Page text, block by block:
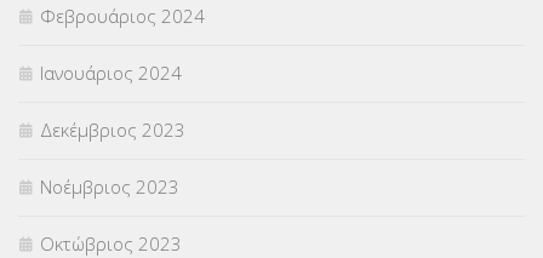
Φεβρουάριος 2024
Ιανουάριος 2024
Δεκέμβριος 2023
Νοέμβριος 2023
Οκτώβριος 2023